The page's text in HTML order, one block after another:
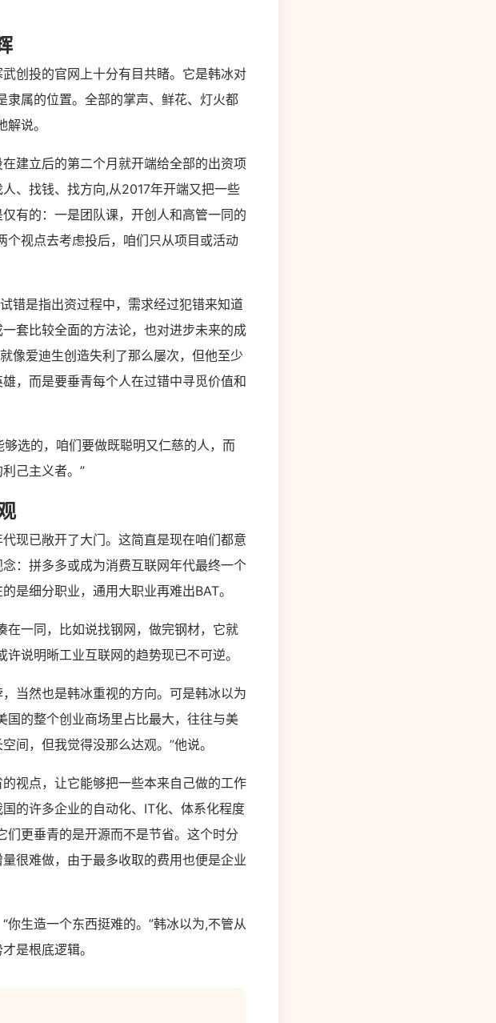
创投的官网上十分有目共睹。它是韩冰对
隶属的位置。全部的掌声、鲜花、灯火都
说。
建立后的第二个月就开端给全部的出资项
、找钱、找方向,从2017年开端又把一些
有的：一是团队课，开创人和高管一同的
个视点去考虑投后，咱们只从项目或活动
错是指出资过程中，需求经过犯错来知道
套比较全面的方法论，也对进步未来的成
像爱迪生创造失利了那么屡次，但他至少
，而是要垂青每个人在过错中寻觅价值和
选的，咱们要做既聪明又仁慈的人，而
己主义者。”
现已敞开了大门。这简直是现在咱们都意
：拼多多或成为消费互联网年代最终一个
是细分职业，通用大职业再难出BAT。
在一同，比如说找钢网，做完钢材，它就
说明晰工业互联网的趋势现已不可逆。
当然也是韩冰重视的方向。可是韩冰以为
国的整个创业商场里占比最大，往往与美
间，但我觉得没那么达观。”他说。
视点，让它能够把一些本来自己做的工作
的许多企业的自动化、IT化、体系化程度
们更垂青的是开源而不是节省。这个时分
很难做，由于最多收取的费用也便是企业
生造一个东西挺难的。”韩冰以为,不管从
是根底逻辑。